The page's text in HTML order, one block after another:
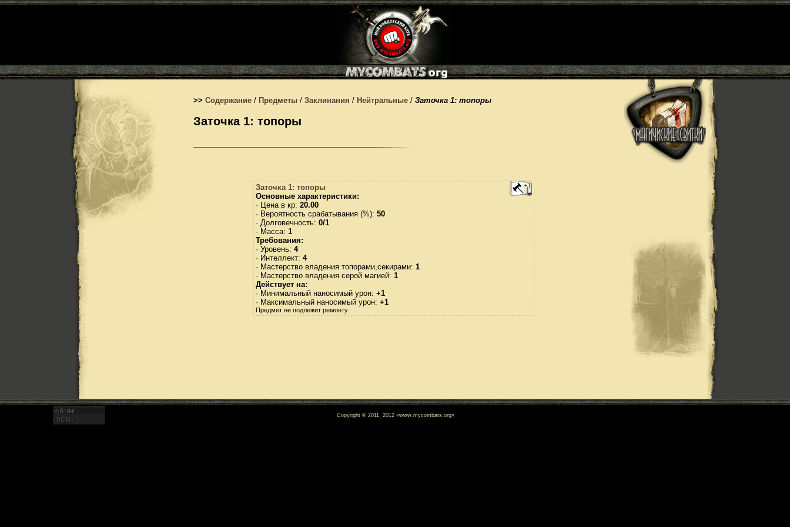
>> Содержание / Предметы / Заклинания / Нейтральные / Заточка 1: топоры
Заточка 1: топоры
Заточка 1: топоры
Основные характеристики:
· Цена в кр: 20.00
· Вероятность срабатывания (%): 50
· Долговечность: 0/1
· Масса: 1
Требования:
· Уровень: 4
· Интеллект: 4
· Мастерство владения топорами,секирами: 1
· Мастерство владения серой магией: 1
Действует на:
· Минимальный наносимый урон: +1
· Максимальный наносимый урон: +1
Предмет не подлежит ремонту
Copyright © 2011, 2012 «www.mycombats.org»